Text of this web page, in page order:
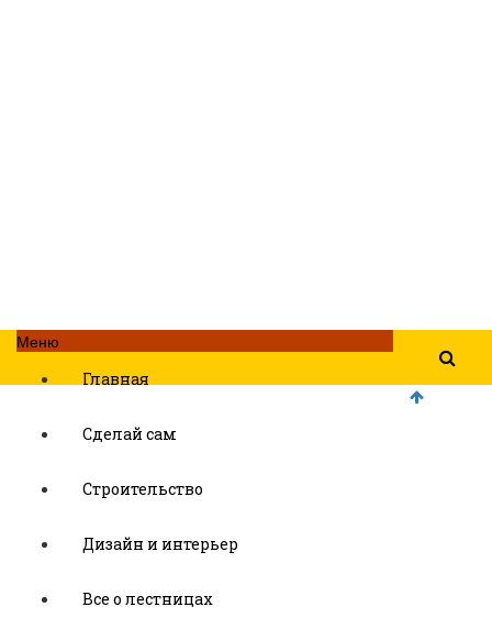
Меню
Главная
Сделай сам
Строительство
Дизайн и интерьер
Все о лестницах